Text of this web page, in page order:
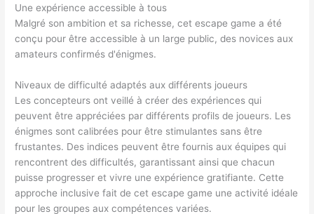
Une expérience accessible à tous
Malgré son ambition et sa richesse, cet escape game a été
conçu pour être accessible à un large public, des novices aux
amateurs confirmés d'énigmes.
Niveaux de difficulté adaptés aux différents joueurs
Les concepteurs ont veillé à créer des expériences qui
peuvent être appréciées par différents profils de joueurs. Les
énigmes sont calibrées pour être stimulantes sans être
frustantes. Des indices peuvent être fournis aux équipes qui
rencontrent des difficultés, garantissant ainsi que chacun
puisse progresser et vivre une expérience gratifiante. Cette
approche inclusive fait de cet escape game une activité idéale
pour les groupes aux compétences variées.